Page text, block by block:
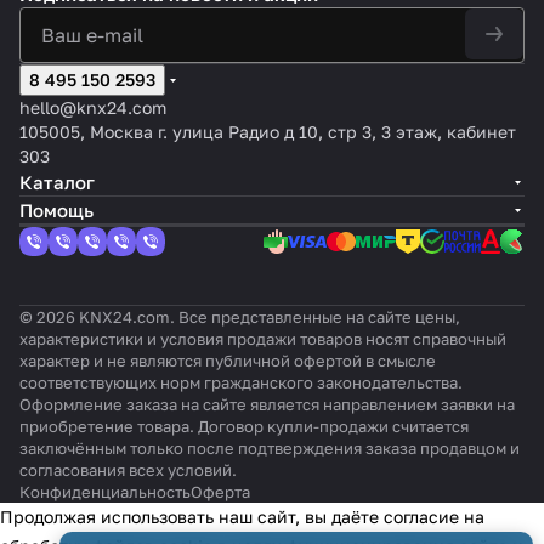
ени
кон
диц
ион
ера
ми
Fuji
tsu
для
уст
ств
Baxi
R41
систем
управл
ения
KNX
в
c
(сер
ии
PACi
)
s для
ng
PACi)
SAM00VRV)
конд
Elec
EIB
Hitac
й
Yutaki
)
ционе
(Dome
8 495 150 2593
hello@knx24.com
105005, Москва г. улица Радио д 10, стр 3, 3 этаж, кабинет
303
Каталог
Помощь
© 2026 KNX24.com. Все представленные на сайте цены,
характеристики и условия продажи товаров носят справочный
характер и не являются публичной офертой в смысле
соответствующих норм гражданского законодательства.
Оформление заказа на сайте является направлением заявки на
приобретение товара. Договор купли-продажи считается
заключённым только после подтверждения заказа продавцом и
согласования всех условий.
КонфиденциальностьОферта
Продолжая использовать наш сайт, вы даёте согласие на